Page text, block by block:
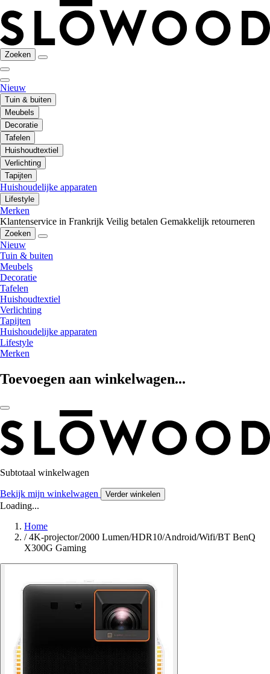
Zoeken
Nieuw
Tuin & buiten
Meubels
Decoratie
Tafelen
Huishoudtextiel
Verlichting
Tapijten
Huishoudelijke apparaten
Lifestyle
Merken
Klantenservice in Frankrijk Veilig betalen Gemakkelijk retourneren
Zoeken
Nieuw
Tuin & buiten
Meubels
Decoratie
Tafelen
Huishoudtextiel
Verlichting
Tapijten
Huishoudelijke apparaten
Lifestyle
Merken
Toevoegen aan winkelwagen...
Subtotaal winkelwagen
Bekijk mijn winkelwagen Verder winkelen
Loading...
Home
/ 4K-projector/2000 Lumen/HDR10/Android/Wifi/BT BenQ
X300G Gaming